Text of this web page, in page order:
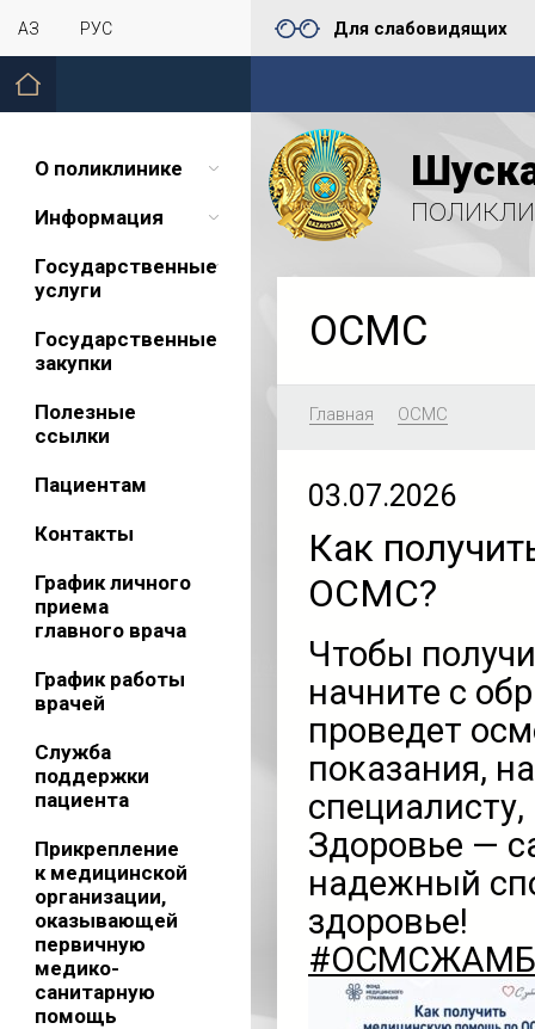
ҚАЗ РУС Для слабовидящих
О поликлинике
Информация
Государственные
услуги
Государственные
закупки
Полезные
ссылки
Пациентам
Контакты
График личного
приема
главного врача
График работы
врачей
Служба
поддержки
пациента
Прикрепление
к медицинской
организации,
оказывающей
первичную
медико-
санитарную
помощь
ОСМС
Главная ОСМС
03.07.2026
Как
ОСМС?
Чтобы
начните с
проведет
показания,
Здоровье —
надежный
здоровье!